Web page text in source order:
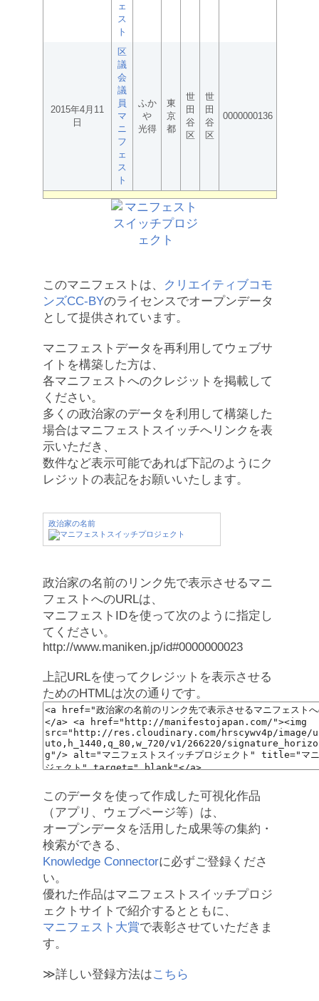
ェ
ス
ト
2015年4月11
日
区
議
会
議
員
マ
ニ
フ
ェ
ス
ト
ふか
や
光得
東
京
都
世
田
谷
区
世
田
谷
区
0000000136
このマニフェストは、
クリエイティブコモ
ンズCC-BYのライセンスでオープンデータ
として提供されています。
マニフェストデータを再利用してウェブサ
イトを構築した方は、
各マニフェストへのクレジットを掲載して
ください。
多くの政治家のデータを利用して構築した
場合はマニフェストスイッチへリンクを表
示いただき、
数件など表示可能であれば下記のようにク
レジットの表記をお願いいたします。
政治家の名前
政治家の名前のリンク先で表示させるマニ
フェストへのURLは、
マニフェストIDを使って次のように指定し
てください。
http://www.maniken.jp/id#0000000023
上記URLを使ってクレジットを表示させる
ためのHTMLは次の通りです。
このデータを使って作成した可視化作品
（アプリ、ウェブページ等）は、
オープンデータを活用した成果等の集約・
検索ができる、
Knowledge Connectorに必ずご登録くださ
い。
優れた作品はマニフェストスイッチプロジ
ェクトサイトで紹介するとともに、
マニフェスト大賞で表彰させていただきま
す。
≫詳しい登録方法はこちら